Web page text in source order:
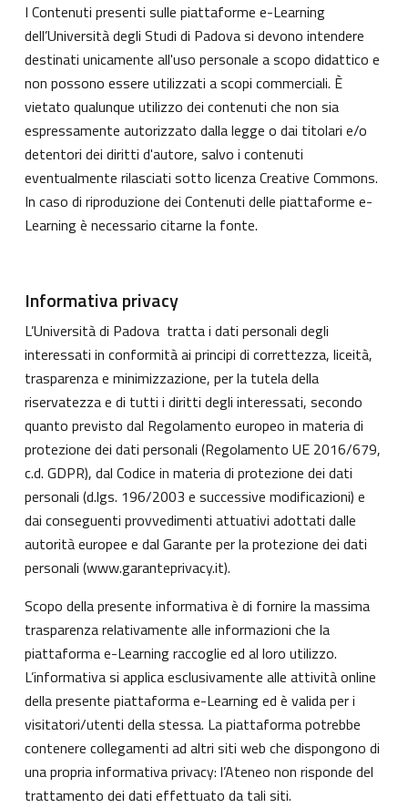
I Contenuti presenti sulle piattaforme e-Learning
dell’Università degli Studi di Padova si devono intendere
destinati unicamente all'uso personale a scopo didattico e
non possono essere utilizzati a scopi commerciali. È
vietato qualunque utilizzo dei contenuti che non sia
espressamente autorizzato dalla legge o dai titolari e/o
detentori dei diritti d'autore, salvo i contenuti
eventualmente rilasciati sotto licenza Creative Commons.
In caso di riproduzione dei Contenuti delle piattaforme e-
Learning è necessario citarne la fonte.
Informativa privacy
L’Università di Padova tratta i dati personali degli
interessati in conformità ai principi di correttezza, liceità,
trasparenza e minimizzazione, per la tutela della
riservatezza e di tutti i diritti degli interessati, secondo
quanto previsto dal Regolamento europeo in materia di
protezione dei dati personali (Regolamento UE 2016/679,
c.d. GDPR), dal Codice in materia di protezione dei dati
personali (d.lgs. 196/2003 e successive modificazioni) e
dai conseguenti provvedimenti attuativi adottati dalle
autorità europee e dal Garante per la protezione dei dati
personali (www.garanteprivacy.it).
Scopo della presente informativa è di fornire la massima
trasparenza relativamente alle informazioni che la
piattaforma e-Learning raccoglie ed al loro utilizzo.
L’informativa si applica esclusivamente alle attività online
della presente piattaforma e-Learning ed è valida per i
visitatori/utenti della stessa. La piattaforma potrebbe
contenere collegamenti ad altri siti web che dispongono di
una propria informativa privacy: l’Ateneo non risponde del
trattamento dei dati effettuato da tali siti.